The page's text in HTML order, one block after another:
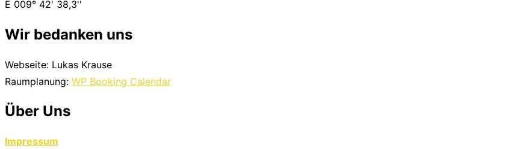
E 009° 42' 38,3''
Wir bedanken uns
Webseite: Lukas Krause
Raumplanung: WP Booking Calendar
Über Uns
Impressum